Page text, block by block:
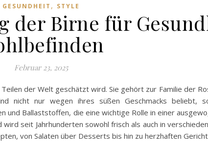
GESUNDHEIT , STYLE
der Birne für
Februar 23, 2025
der Welt geschätzt wird. Sie gehört zur Familie der
nicht nur wegen ihres süßen Geschmacks beliebt,
und Ballaststoffen, die eine wichtige Rolle in einer
seit Jahrhunderten sowohl frisch als auch in
von Salaten über Desserts bis hin zu herzhaften